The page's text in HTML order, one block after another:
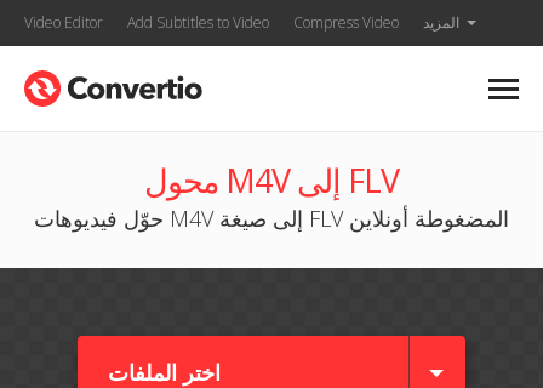
Video Editor Add Subtitles to Video Compress Video المزيد
محول M4V إلى FLV
حوّل فيديوهات M4V إلى صيغة FLV المضغوطة أونلاين
اختر الملفات